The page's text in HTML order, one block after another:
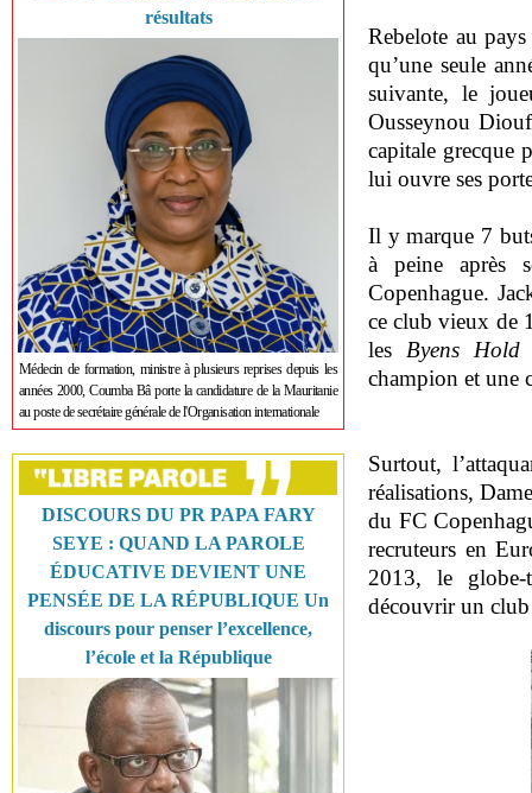
résultats
Médecin de formation, ministre à plusieurs reprises depuis les
années 2000, Coumba Bâ porte la candidature de la Mauritanie
au poste de secrétaire générale de l'Organisation internationale
DISCOURS DU PR PAPA FARY
SEYE : QUAND LA PAROLE
ÉDUCATIVE DEVIENT UNE
PENSÉE DE LA RÉPUBLIQUE Un
discours pour penser l’excellence,
l’école et la République
Rebelote au
qu’une seule
suivante, le
Ousseynou
capitale grecque
lui ouvre ses
Il y marque 7
à peine après
Copenhague.
ce club vieux de
les Byens Hold
champion et une
Surtout,
réalisations,
du FC
recruteurs en
2013, le
découvrir un club